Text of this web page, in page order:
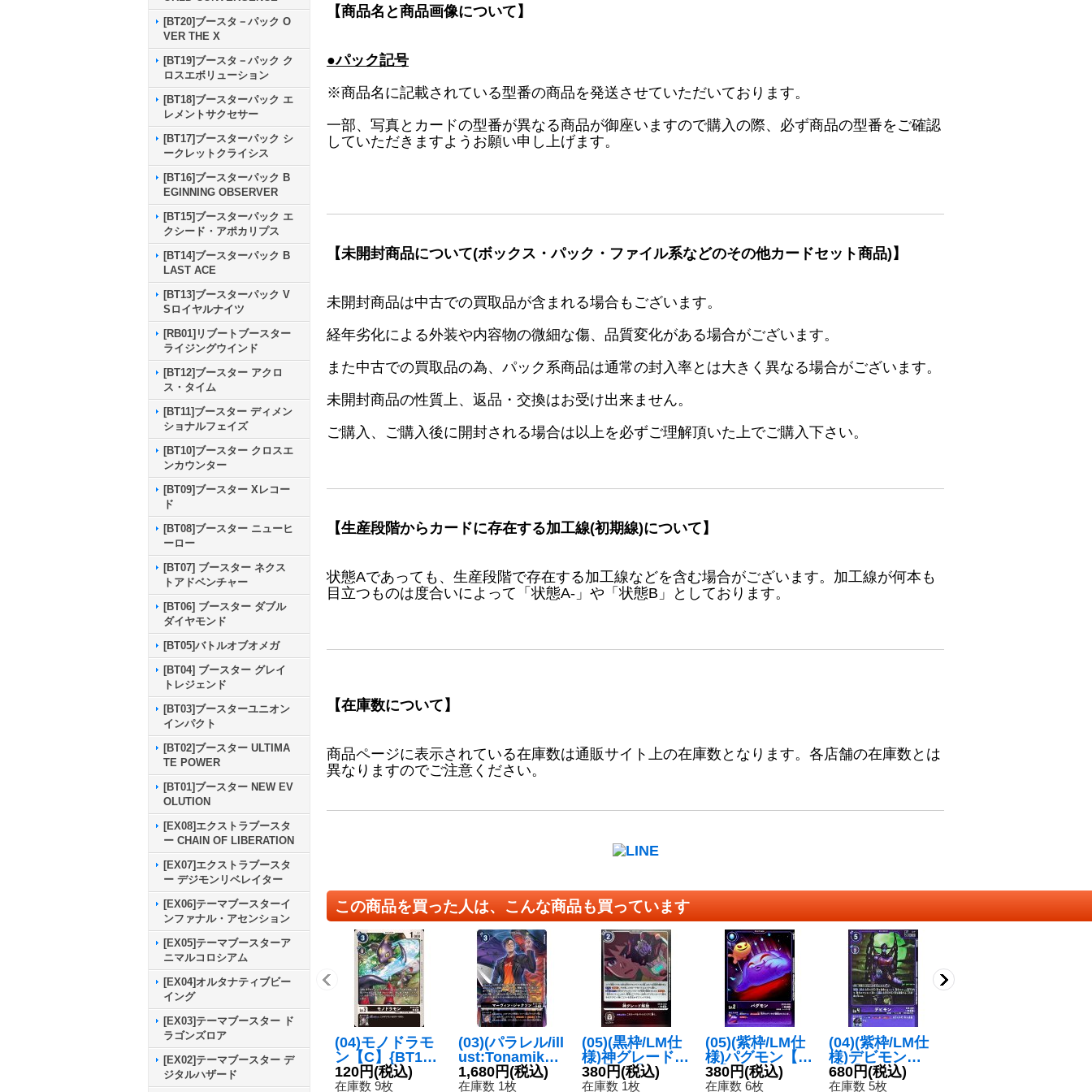
[BT20]ブースタ－パック O
VER THE X
[BT19]ブースタ－パック ク
ロスエボリューション
[BT18]ブースターパック エ
レメントサクセサー
[BT17]ブースターパック シ
ークレットクライシス
[BT16]ブースターパック B
EGINNING OBSERVER
[BT15]ブースターパック エ
クシード・アポカリプス
[BT14]ブースターパック B
LAST ACE
[BT13]ブースターパック V
Sロイヤルナイツ
[RB01]リブートブースター
ライジングウインド
[BT12]ブースター アクロ
ス・タイム
[BT11]ブースター ディメン
ショナルフェイズ
[BT10]ブースター クロスエ
ンカウンター
[BT09]ブースター Xレコー
ド
[BT08]ブースター ニューヒ
ーロー
[BT07] ブースター ネクス
トアドベンチャー
[BT06] ブースター ダブル
ダイヤモンド
[BT05]バトルオブオメガ
[BT04] ブースター グレイ
トレジェンド
[BT03]ブースターユニオン
インパクト
[BT02]ブースター ULTIMA
TE POWER
[BT01]ブースター NEW EV
OLUTION
[EX08]エクストラブースタ
ー CHAIN OF LIBERATION
[EX07]エクストラブースタ
ー デジモンリベレイター
[EX06]テーマブースターイ
ンファナル・アセンション
[EX05]テーマブースターア
ニマルコロシアム
[EX04]オルタナティブビー
イング
[EX03]テーマブースター ド
ラゴンズロア
[EX02]テーマブースター デ
ジタルハザード
【商品名と商品画像について】
●パック記号
※商品名に記載されている型番の商品を発送させていただいております。
一部、写真とカードの型番が異なる商品が御座いますので購入の際、必ず商品の型番をご確認
していただきますようお願い申し上げます。
【未開封商品について(ボックス・パック・ファイル系などのその他カードセット商品)】
未開封商品は中古での買取品が含まれる場合もございます。
経年劣化による外装や内容物の微細な傷、品質変化がある場合がございます。
また中古での買取品の為、パック系商品は通常の封入率とは大きく異なる場合がございます。
未開封商品の性質上、返品・交換はお受け出来ません。
ご購入、ご購入後に開封される場合は以上を必ずご理解頂いた上でご購入下さい。
【生産段階からカードに存在する加工線(初期線)について】
状態Aであっても、生産段階で存在する加工線などを含む場合がございます。加工線が何本も
目立つものは度合いによって「状態A-」や「状態B」としております。
【在庫数について】
商品ページに表示されている在庫数は通販サイト上の在庫数となります。各店舗の在庫数とは
異なりますのでご注意ください。
この商品を買った人は、こんな商品も買っています
(04)モノドラモ
ン【C】{BT19-
056}《黒》
120円(税込)
在庫数 9枚
(03)(パラレル/ill
ust:Tonamikanj
i)マーヴィン・
ジャクソン【R-
1,680円(税込)
在庫数 1枚
(05)(黒枠/LM仕
様)神グレード解
放【C-P】{EX1
0-070}《黒》
380円(税込)
在庫数 1枚
(05)(紫枠/LM仕
様)パグモン【C
-P】{EX10-005}
《紫》
380円(税込)
在庫数 6枚
(04)(紫枠/LM仕
様)デビモン
【U】{EX8-05
9}《紫》
680円(税込)
在庫数 5枚